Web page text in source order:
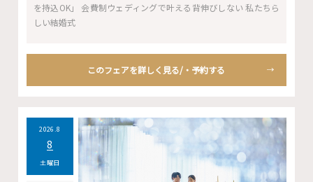
を持込OK」 会費制ウェディングで叶える背伸びしない 私たちら
しい結婚式
このフェアを詳しく見る/・予約する
2026.8
8
土曜日